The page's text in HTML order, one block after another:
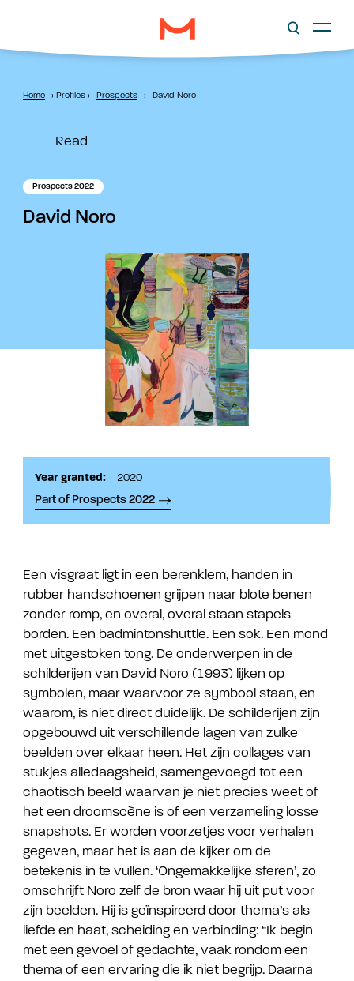
Home › Profiles › Prospects › David Noro
Read
Prospects 2022
David Noro
Year granted: 2020
Part of Prospects 2022
Een visgraat ligt in een berenklem, handen in
rubber handschoenen grijpen naar blote benen
zonder romp, en overal, overal staan stapels
borden. Een badmintonshuttle. Een sok. Een mond
met uitgestoken tong. De onderwerpen in de
schilderijen van David Noro (1993) lijken op
symbolen, maar waarvoor ze symbool staan, en
waarom, is niet direct duidelijk. De schilderijen zijn
opgebouwd uit verschillende lagen van zulke
beelden over elkaar heen. Het zijn collages van
stukjes alledaagsheid, samengevoegd tot een
chaotisch beeld waarvan je niet precies weet of
het een droomscène is of een verzameling losse
snapshots. Er worden voorzetjes voor verhalen
gegeven, maar het is aan de kijker om de
betekenis in te vullen. ‘Ongemakkelijke sferen’, zo
omschrijft Noro zelf de bron waar hij uit put voor
zijn beelden. Hij is geïnspireerd door thema’s als
liefde en haat, scheiding en verbinding: “Ik begin
met een gevoel of gedachte, vaak rondom een
thema of een ervaring die ik niet begrijp. Daarna